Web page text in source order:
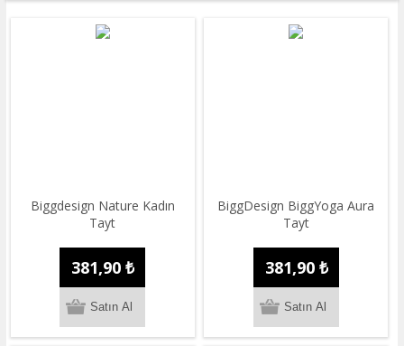
Biggdesign Nature Kadın
Tayt
381,90 ₺
BiggDesign BiggYoga Aura
Tayt
381,90 ₺